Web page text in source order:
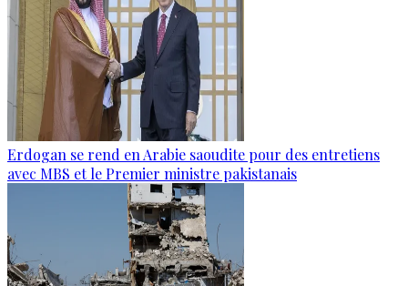
Erdogan se rend en Arabie saoudite pour des entretiens
avec MBS et le Premier ministre pakistanais